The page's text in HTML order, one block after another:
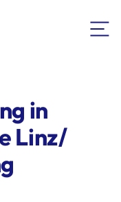
in
Linz/